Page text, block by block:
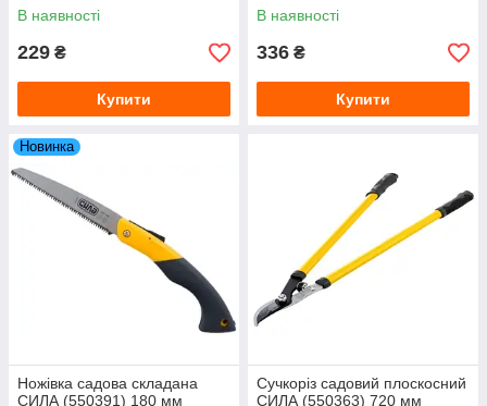
В наявності
229 ₴
Купити
В наявності
336 ₴
Купити
Новинка
Ножівка садова складана
СИЛА (550391) 180 мм
Сучкоріз садовий плоскосний
СИЛА (550363) 720 мм